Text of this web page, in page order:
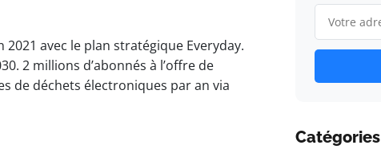
2021 avec le plan stratégique Everyday.
2 millions d’abonnés à l’offre de
de déchets électroniques par an via
Catégories